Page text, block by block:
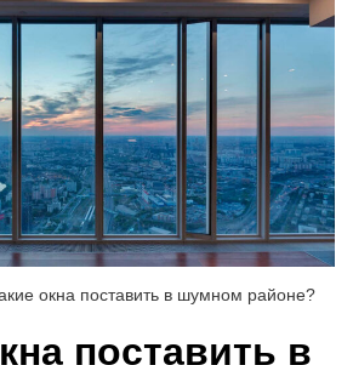
окна поставить в шумном районе?
поставить в